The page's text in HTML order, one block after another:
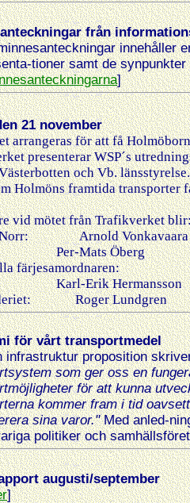
från
innehåller
tioner samt de
]
21 november
arrangeras för att få
presenterar WSP´s
och Vb.
Holmöns framtida transporter
vid mötet från Trafikverket
Norr: Arnold Vonkavaara
Mats Öberg
färjesamordnaren:
Erik Hermansson
Roger Lundgren
för vårt transportmedel
infrastruktur proposition
som ger oss en
för att kunna
kommer fram i tid
sina varor."Med anled-
politiker och
augusti/september
]